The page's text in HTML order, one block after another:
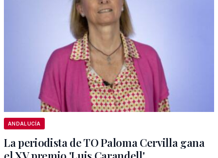
ANDALUCÍA
La periodista de TO Paloma Cervilla gana